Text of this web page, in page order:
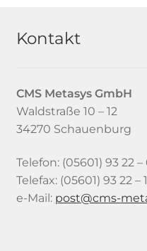
Kontakt
CMS Metasys GmbH
Waldstraße 10 – 12
34270 Schauenburg
Telefon: (05601) 93 22 –
Telefax: (05601) 93 22 –
e-Mail:
-smc@
tsop